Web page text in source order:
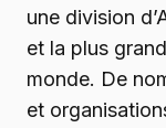
une division
et la plus
monde. De
et